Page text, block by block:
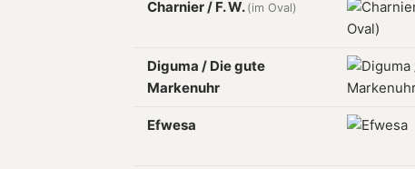
Charnier / F. W. (im Oval)
Diguma / Die gute
Markenuhr
Efwesa